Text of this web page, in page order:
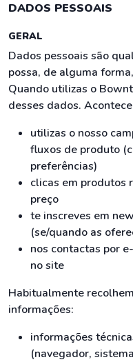
DADOS PESSOAIS
GERAL
Dados pessoais são
possa, de alguma
Quando utilizas o
desses dados.
utilizas o nosso
fluxos de produto
preferências)
clicas em produtos
preço
te inscreves em
(se/quando as
nos contactas por
no site
Habitualmente
informações:
informações
(navegador,